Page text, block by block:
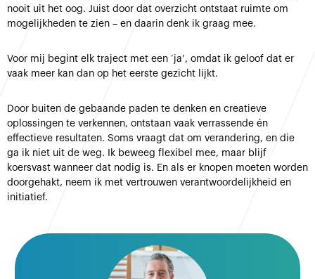
nooit uit het oog. Juist door dat overzicht ontstaat ruimte om
mogelijkheden te zien – en daarin denk ik graag mee.
Voor mij begint elk traject met een ‘ja’, omdat ik geloof dat er
vaak meer kan dan op het eerste gezicht lijkt.
Door buiten de gebaande paden te denken en creatieve
oplossingen te verkennen, ontstaan vaak verrassende én
effectieve resultaten. Soms vraagt dat om verandering, en die
ga ik niet uit de weg. Ik beweeg flexibel mee, maar blijf
koersvast wanneer dat nodig is. En als er knopen moeten worden
doorgehakt, neem ik met vertrouwen verantwoordelijkheid en
initiatief.